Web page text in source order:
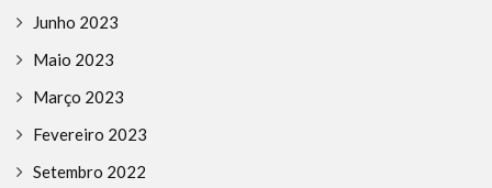
Junho 2023
Maio 2023
Março 2023
Fevereiro 2023
Setembro 2022